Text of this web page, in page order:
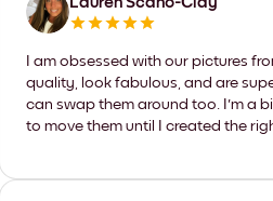
I am obsessed with our pictures
quality, look fabulous, and are
can swap them around too. I'm a
to move them until I created the